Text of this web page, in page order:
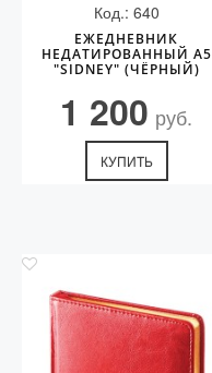
Код.: 640
ЕЖЕДНЕВНИК
НЕДАТИРОВАННЫЙ А5
"SIDNEY" (ЧЁРНЫЙ)
1 200 руб.
КУПИТЬ